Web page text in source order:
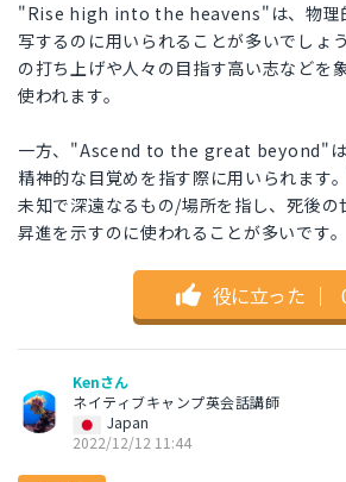
"Rise high into the heavens"は、物理
写するのに用いられることが多いでしょ
の打ち上げや人々の目指す高い志などを
使われます。
一方、"Ascend to the great beyond"は
精神的な目覚めを指す際に用いられま
未知で深遠なるもの/場所を指し、死後の
昇進を示すのに使われることが多いです。
役に立った ｜
Kenさん
ネイティブキャンプ英会話講師
Japan
2022/12/12 11:44